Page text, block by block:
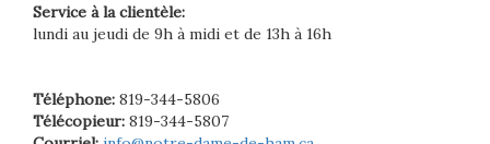
Service à la clientèle:
lundi au jeudi de 9h à midi et de 13h à 16h
Téléphone: 819-344-5806
Télécopieur: 819-344-5807